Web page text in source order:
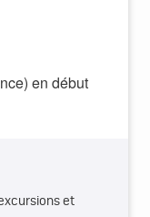
en début
et